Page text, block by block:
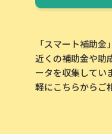
「スマート補助
近くの補助金や助
ータを収集してい
軽にこちらからご